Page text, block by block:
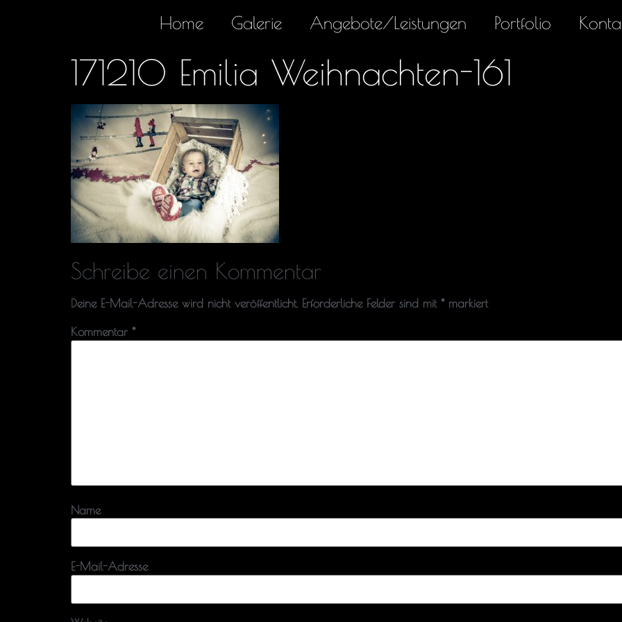
Home Galerie Angebote/Leistungen Portfolio
171210 Emilia Weihnachten-161
Schreibe einen Kommentar
Deine E-Mail-Adresse wird nicht veröffentlicht. Erforderliche Felder sind mit *markiert
Kommentar *
Name
E-Mail-Adresse